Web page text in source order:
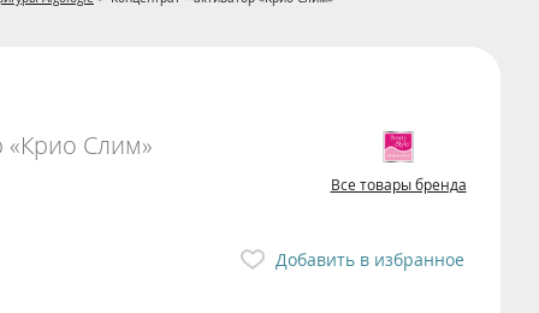
«Крио Слим»
Все товары бренда
Добавить в избранное